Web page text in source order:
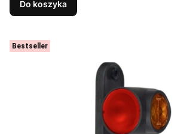
Do koszyka
Bestseller